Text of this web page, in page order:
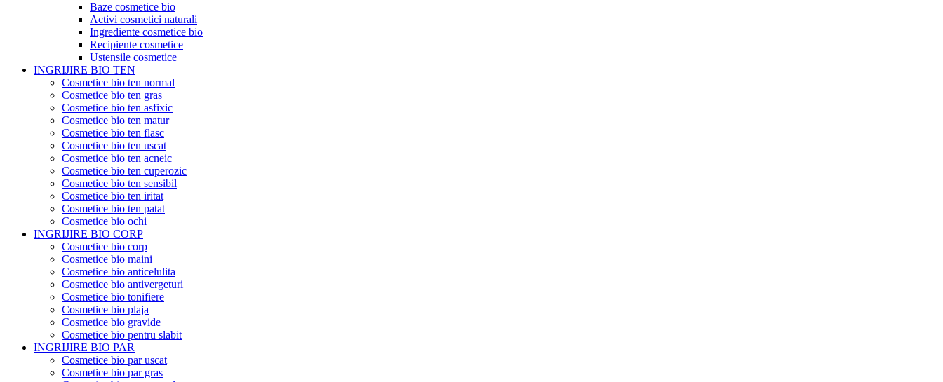
Baze cosmetice bio
Activi cosmetici naturali
Ingrediente cosmetice bio
Recipiente cosmetice
Ustensile cosmetice
INGRIJIRE BIO TEN
Cosmetice bio ten normal
Cosmetice bio ten gras
Cosmetice bio ten asfixic
Cosmetice bio ten matur
Cosmetice bio ten flasc
Cosmetice bio ten uscat
Cosmetice bio ten acneic
Cosmetice bio ten cuperozic
Cosmetice bio ten sensibil
Cosmetice bio ten iritat
Cosmetice bio ten patat
Cosmetice bio ochi
INGRIJIRE BIO CORP
Cosmetice bio corp
Cosmetice bio maini
Cosmetice bio anticelulita
Cosmetice bio antivergeturi
Cosmetice bio tonifiere
Cosmetice bio plaja
Cosmetice bio gravide
Cosmetice bio pentru slabit
INGRIJIRE BIO PAR
Cosmetice bio par uscat
Cosmetice bio par gras